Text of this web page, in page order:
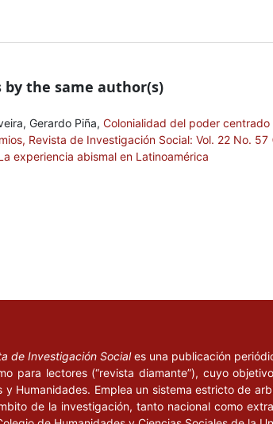
the same author(s)
Gerardo Piña, Colonialidad del poder
Revista de Investigación Social: Vol. 22 No.
experiencia abismal en Latinoamérica
de Investigación Sociales una publicación
para lectores (“revista diamante”), cuyo
y Humanidades. Emplea un sistema estricto de
de la investigación, tanto nacional como